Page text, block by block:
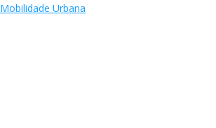
Mobilidade Urbana